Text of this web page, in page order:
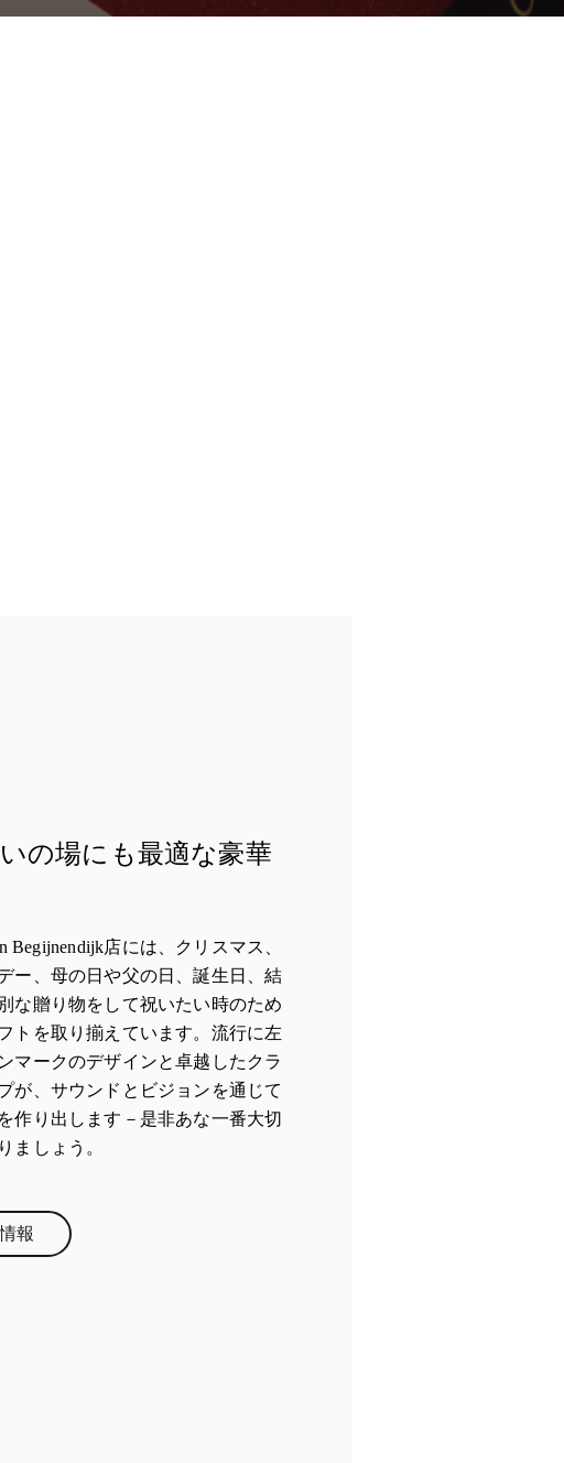
の場にも最適な豪華
Begijnendijk店には、クリスマス、
ー、母の日や父の日、誕生日、結
な贈り物をして祝いたい時のため
トを取り揃えています。流行に左
マークのデザインと卓越したクラ
が、サウンドとビジョンを通じて
作り出します－是非あな一番大切
ましょう。
報
Opens in New Tab